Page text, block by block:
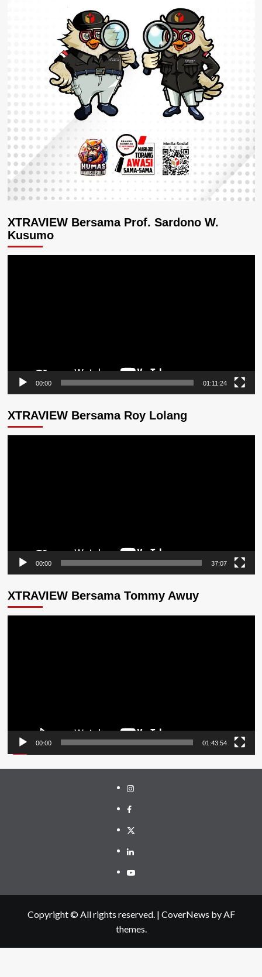
XTRAVIEW Bersama Prof. Sardono W.
Kusumo
00:00 01:11:24
XTRAVIEW Bersama Roy Lolang
00:00 37:07
XTRAVIEW Bersama Tommy Awuy
00:00 01:43:54
Instagram
Facebook
Twitter
Linkedin
Youtube
Copyright © All rights reserved. | CoverNews by AF
themes.